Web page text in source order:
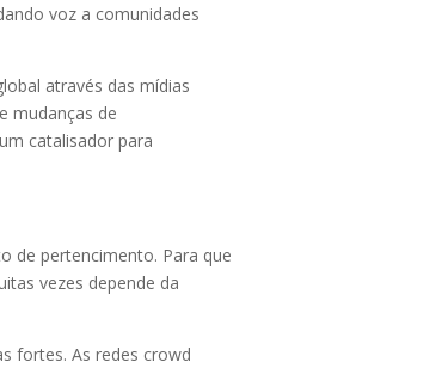
voz a comunidades
através das mídias
mudanças de
catalisador para
de pertencimento. Para que
vezes depende da
fortes. As redes crowd